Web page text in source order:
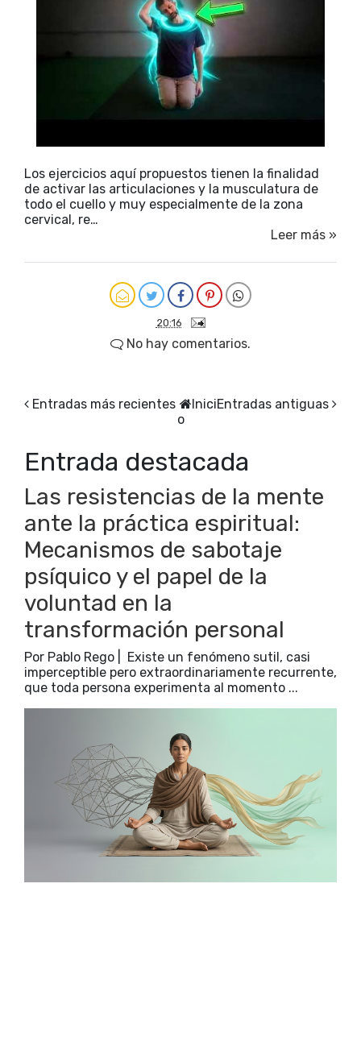
Los ejercicios aquí propuestos tienen la finalidad
de activar las articulaciones y la musculatura de
todo el cuello y muy especialmente de la zona
cervical, re…
Leer más »
20:16
No hay comentarios.
Entradas más recientes Entradas antiguas
Inici
o
Entrada destacada
Las resistencias de la mente
ante la práctica espiritual:
Mecanismos de sabotaje
psíquico y el papel de la
voluntad en la
transformación personal
Por Pablo Rego | Existe un fenómeno sutil, casi
imperceptible pero extraordinariamente recurrente,
que toda persona experimenta al momento ...